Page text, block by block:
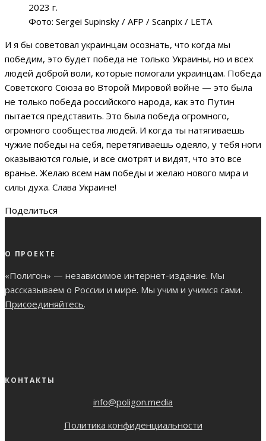
2023 г.
Фото: Sergei Supinsky / AFP / Scanpix / LETA
И я бы советовал украинцам осознать, что когда мы
победим, это будет победа не только Украины, но и всех
людей доброй воли, которые помогали украинцам. Победа
Советского Союза во Второй Мировой войне — это была
не только победа российского народа, как это Путин
пытается представить. Это была победа огромного,
огромного сообщества людей. И когда ты натягиваешь
чужие победы на себя, перетягиваешь одеяло, у тебя ноги
оказываются голые, и все смотрят и видят, что это все
вранье. Желаю всем нам победы и желаю нового мира и
силы духа. Слава Украине!
Поделиться
О ПРОЕКТЕ
«Полигон» — независимое интернет-издание. Мы
рассказываем о России и мире. Мы учим и учимся сами.
Присоединяйтесь.
КОНТАКТЫ
info@poligon.media
Политика конфиденциальности